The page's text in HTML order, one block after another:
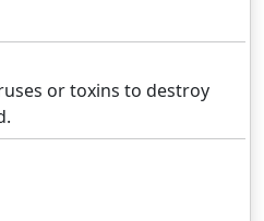
or toxins to destroy